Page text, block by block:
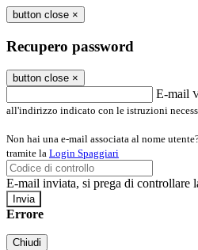
button close ×
Recupero password
button close ×
E-mail
all'indirizzo indicato con le istruzioni
Non hai una e-mail associata al nome
tramite la Login Spaggiari
E-mail inviata, si prega di controllare
Errore
Chiudi